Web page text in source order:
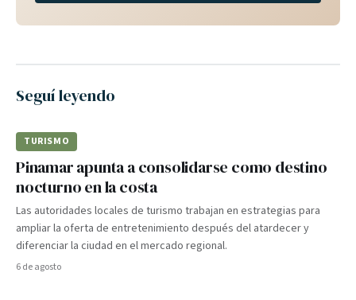
Seguí leyendo
TURISMO
Pinamar apunta a consolidarse como destino
nocturno en la costa
Las autoridades locales de turismo trabajan en estrategias para
ampliar la oferta de entretenimiento después del atardecer y
diferenciar la ciudad en el mercado regional.
6 de agosto